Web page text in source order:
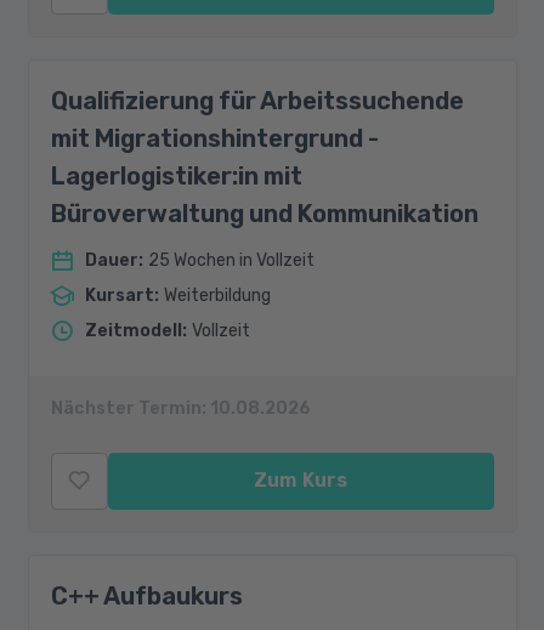
Qualifizierung für Arbeitssuchende
mit Migrationshintergrund -
Lagerlogistiker:in mit
Büroverwaltung und Kommunikation
Dauer: 25 Wochen in Vollzeit
Kursart: Weiterbildung
Zeitmodell : Vollzeit
Nächster Termin: 10.08.2026
Zum Kurs
C++ Aufbaukurs